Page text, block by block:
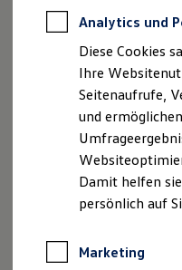
Behörden
Anpfiff zum
Elektromobilität
Elektroautos
ID. Tutorials
ID. EVERY1
Reichweite
Impressum
Diese Webseite wird
Tiemeyer automobile
Industriestraße 29
44892 Bochum
Niederlassung:
Bochum-Langendreer
44892 Bochum
Analytics und
Diese Cookies
Ihre
Seitenaufrufe,
und
Damit helfen
persönlich auf
Marketing